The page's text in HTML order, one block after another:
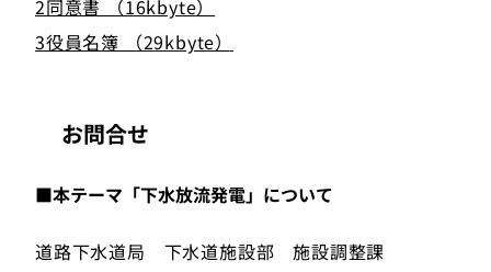
2同意書 （16kbyte）
3役員名簿 （29kbyte）
お問合せ
■本テーマ「下水放流発電」について
道路下水道局 下水道施設部 施設調整課